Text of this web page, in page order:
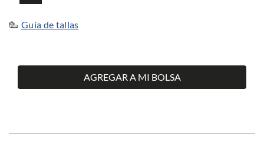
Guía de tallas
AGREGAR A MI BOLSA